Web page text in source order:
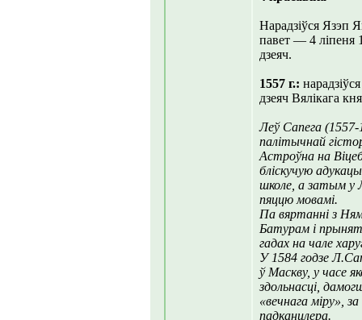
Нарадзіўся Язэп
павет — 4 ліпеня
дзеяч.
1557 г.:
дзеяч Вялікага
Леў Сапега (1557-
палітычнай
Астроўна на
бліскучую
школе, а затым у
пяццю мовамі.
Па вяртанні з
Батурам і
гадах на чале
У 1584 годзе
ў Маскву, у часе
здольнасці,
«вечнага міру»,
падканцлера.